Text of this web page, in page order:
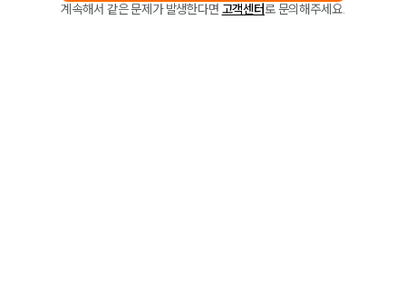
계속해서 같은 문제가 발생한다면 고객센터로 문의해주세요.